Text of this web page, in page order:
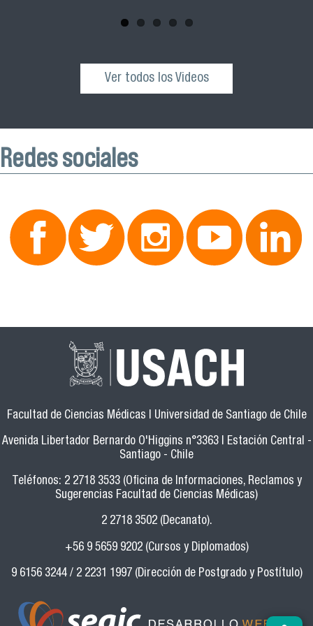
Ver todos los Videos
Redes sociales
Facultad de Ciencias Médicas | Universidad de Santiago de Chile
Avenida Libertador Bernardo O'Higgins n°3363 | Estación Central -
Santiago - Chile
Teléfonos: 2 2718 3533 (Oficina de Informaciones, Reclamos y
Sugerencias Facultad de Ciencias Médicas)
2 2718 3502 (Decanato).
+56 9 5659 9202 (Cursos y Diplomados)
9 6156 3244 / 2 2231 1997 (Dirección de Postgrado y Postítulo)